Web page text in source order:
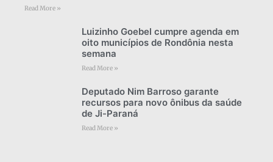
Read More »
Luizinho Goebel cumpre agenda em
oito municípios de Rondônia nesta
semana
Read More »
Deputado Nim Barroso garante
recursos para novo ônibus da saúde
de Ji-Paraná
Read More »